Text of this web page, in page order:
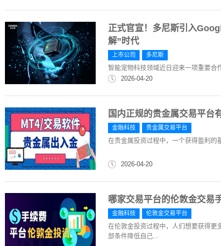
正式官宣！多尼斯引入
解”时代
上市公司 多尼斯
智能宠物科技领域近日迎来一项重要合
2026-04-20
国内正规的贵金属交易平台
金融科技 贵金属交易平台
在贵金属投资过程中，一个获得盈利的
2026-04-20
哪家交易平台的伦敦金交易
金融科技 伦敦金交易平台
在伦敦金投资过程中，人们想要获得更
部条件降低自己...